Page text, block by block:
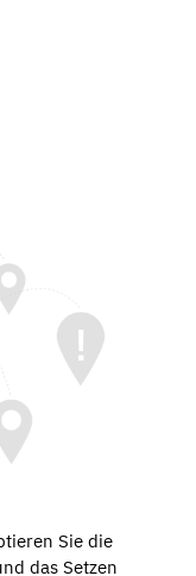
Sie die
das Setzen